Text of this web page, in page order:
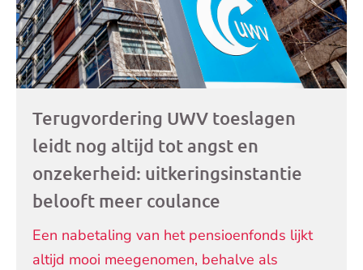
Terugvordering UWV toeslagen
leidt nog altijd tot angst en
onzekerheid: uitkeringsinstantie
belooft meer coulance
Een nabetaling van het pensioenfonds lijkt
altijd mooi meegenomen, behalve als